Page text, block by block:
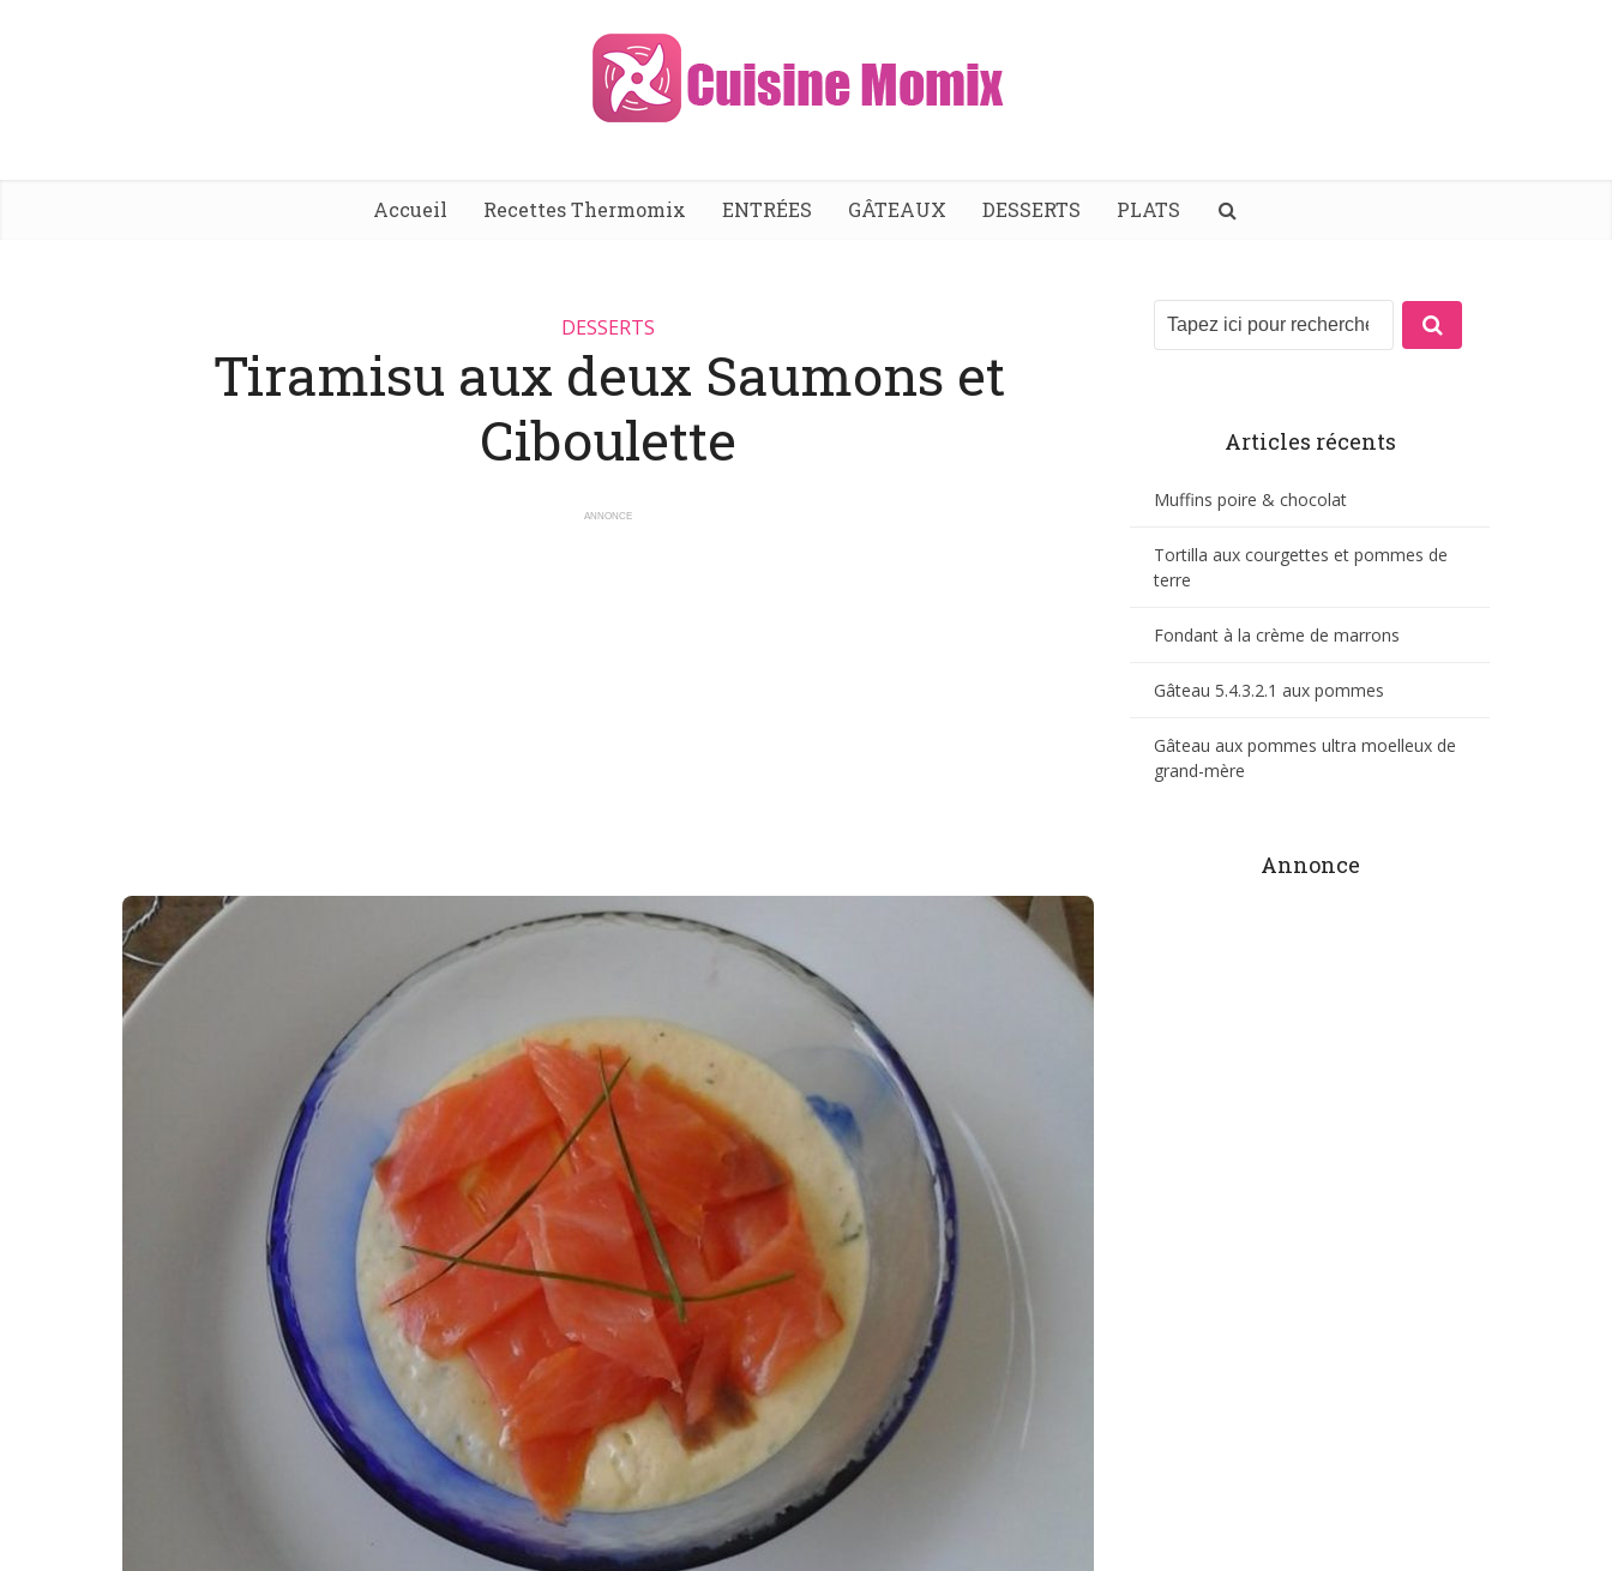
Accueil Recettes Thermomix ENTRÉES GÂTEAUX DESSERTS PLATS
DESSERTS
Tiramisu aux deux Saumons et
Ciboulette
ANNONCE
Articles récents
Muffins poire & chocolat
Tortilla aux courgettes et pommes de
terre
Fondant à la crème de marrons
Gâteau 5.4.3.2.1 aux pommes
Gâteau aux pommes ultra moelleux de
grand-mère
Annonce